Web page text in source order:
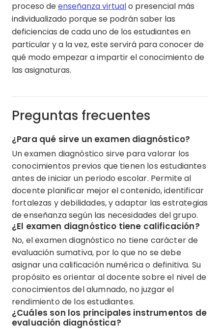
proceso deenseñanza virtualo presencial más
individualizado porque se podrán saber las
deficiencias de cada uno de los estudiantes en
particular y a la vez, este servirá para conocer de
qué modo empezar a impartir el conocimiento de
las asignaturas.
Preguntas frecuentes
¿Para qué sirve un examen diagnóstico?
Un examen diagnóstico sirve para valorar los
conocimientos previos que tienen los estudiantes
antes de iniciar un periodo escolar. Permite al
docente planificar mejor el contenido, identificar
fortalezas y debilidades, y adaptar las estrategias
de enseñanza según las necesidades del grupo.
¿El examen diagnóstico tiene calificación?
No, el examen diagnóstico no tiene carácter de
evaluación sumativa, por lo que no se debe
asignar una calificación numérica o definitiva. Su
propósito es orientar al docente sobre el nivel de
conocimientos del alumnado, no juzgar el
rendimiento de los estudiantes.
¿Cuáles son los principales instrumentos de
evaluación diagnóstica?